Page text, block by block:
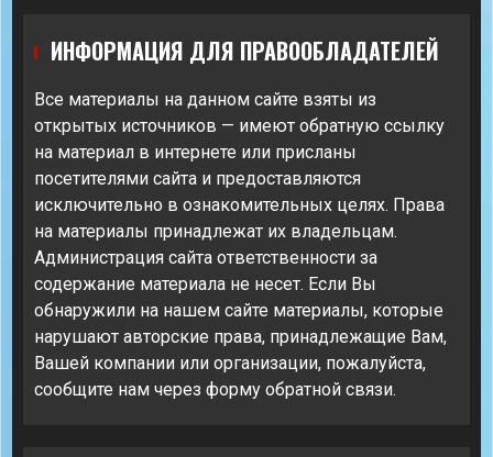
ИНФОРМАЦИЯ ДЛЯ ПРАВООБЛАДАТЕЛЕЙ
Все материалы на данном сайте взяты из
открытых источников — имеют обратную ссылку
на материал в интернете или присланы
посетителями сайта и предоставляются
исключительно в ознакомительных целях. Права
на материалы принадлежат их владельцам.
Администрация сайта ответственности за
содержание материала не несет. Если Вы
обнаружили на нашем сайте материалы, которые
нарушают авторские права, принадлежащие Вам,
Вашей компании или организации, пожалуйста,
сообщите нам через форму обратной связи.